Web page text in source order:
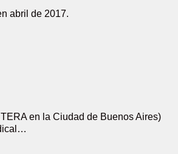
abril de 2017.
en la Ciudad de Buenos Aires)